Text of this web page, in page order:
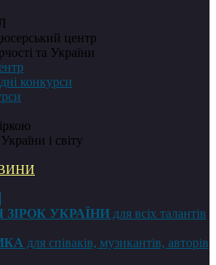
центр
та України
конкурси
і світу
ЗІРОК УКРАЇНИ для всіх талантів
для співаків, музикантів, авторів